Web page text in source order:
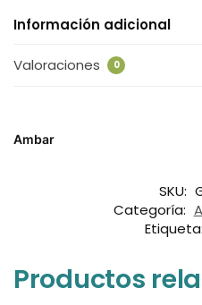
Información adicional
Valoraciones 0
Ambar
SKU:
Categoría:
Etiqueta:
Productos